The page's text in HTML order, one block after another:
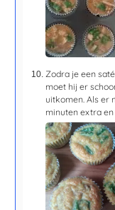
Zodra je een
moet hij er
uitkomen. Als er
minuten extra